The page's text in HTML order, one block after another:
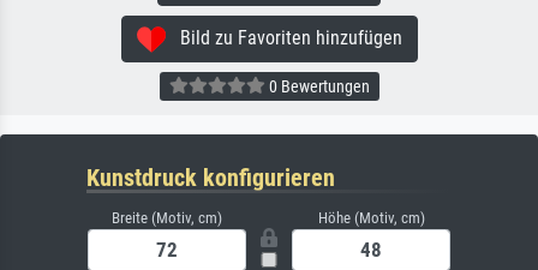
Bild zu Favoriten hinzufügen
0 Bewertungen
Kunstdruck konfigurieren
Breite (Motiv, cm) Höhe (Motiv, cm)